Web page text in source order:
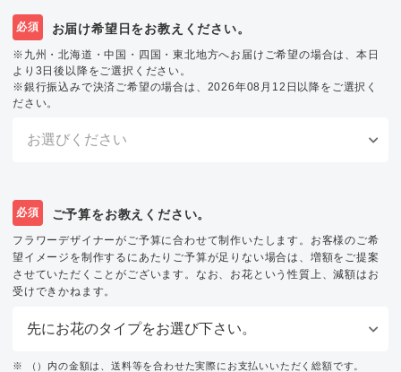
必須 お届け希望日をお教えください。
※九州・北海道・中国・四国・東北地方へお届けご希望の場合は、本日
より3日後以降をご選択ください。
※銀行振込みで決済ご希望の場合は、2026年08月12日以降をご選択く
ださい。
必須 ご予算をお教えください。
フラワーデザイナーがご予算に合わせて制作いたします。お客様のご希
望イメージを制作するにあたりご予算が足りない場合は、増額をご提案
させていただくことがございます。なお、お花という性質上、減額はお
受けできかねます。
※ （）内の金額は、送料等を合わせた実際にお支払いいただく総額です。